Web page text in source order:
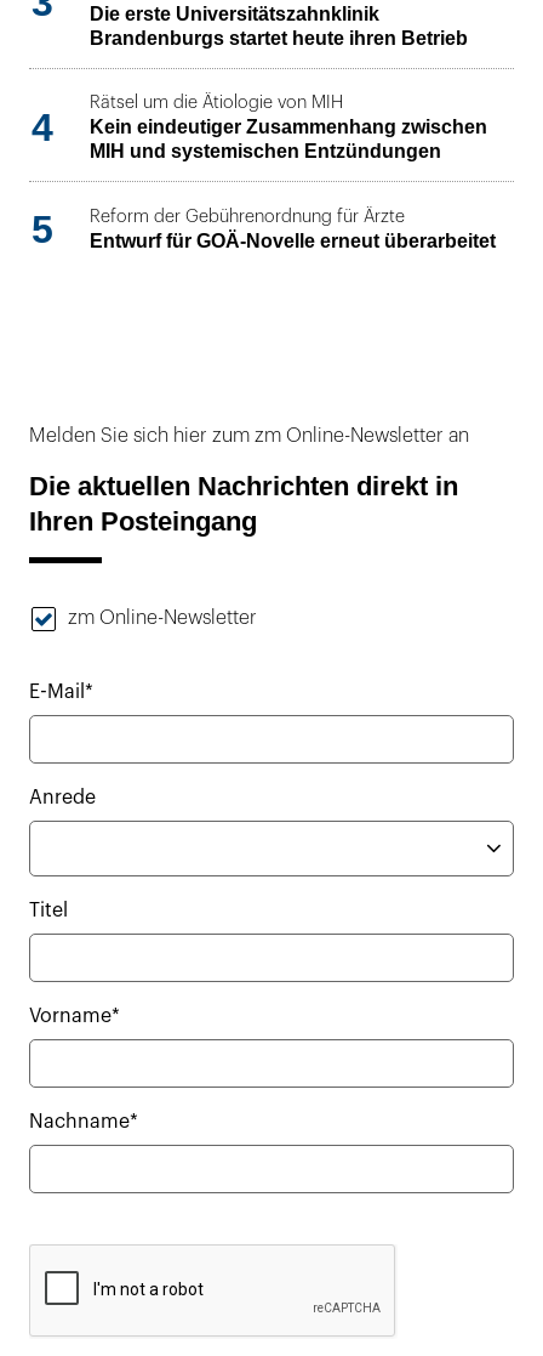
Die erste Universitätszahnklinik
Brandenburgs startet heute ihren Betrieb
4
Rätsel um die Ätiologie von MIH
Kein eindeutiger Zusammenhang zwischen
MIH und systemischen Entzündungen
5 Reform der Gebührenordnung für Ärzte
Entwurf für GOÄ-Novelle erneut überarbeitet
Melden Sie sich hier zum zm Online-Newsletter an
Die aktuellen Nachrichten direkt in
Ihren Posteingang
zm Online-Newsletter
E-Mail*
Anrede
Titel
Vorname*
Nachname*